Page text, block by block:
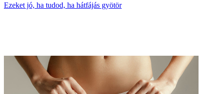
Ezeket jó, ha tudod, ha hátfájás gyötör